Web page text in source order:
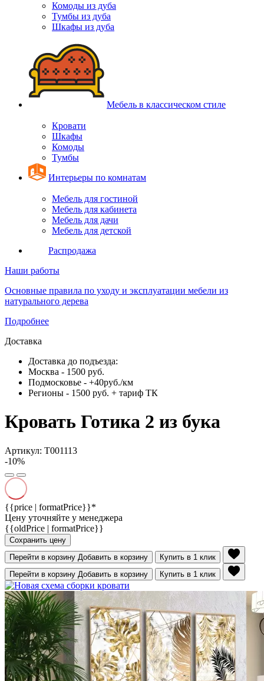
Комоды из дуба
Тумбы из дуба
Шкафы из дуба
Мебель в классическом стиле
Кровати
Шкафы
Комоды
Тумбы
Интерьеры по комнатам
Мебель для гостиной
Мебель для кабинета
Мебель для дачи
Мебель для детской
Распродажа
Наши работы
Основные правила по уходу и эксплуатации мебели из
натурального дерева
Подробнее
Доставка
Доставка до подъезда:
Москва - 1500 руб.
Подмосковье - +40руб./км
Регионы - 1500 руб. + тариф ТК
Кровать Готика 2 из бука
Артикул: Т001113
-10%
{{price | formatPrice}}*
Цену уточняйте у менеджера
{{oldPrice | formatPrice}}
Сохранить цену
Перейти в корзину Добавить в корзину
Купить в 1 клик
Перейти в корзину Добавить в корзину Купить в 1 клик